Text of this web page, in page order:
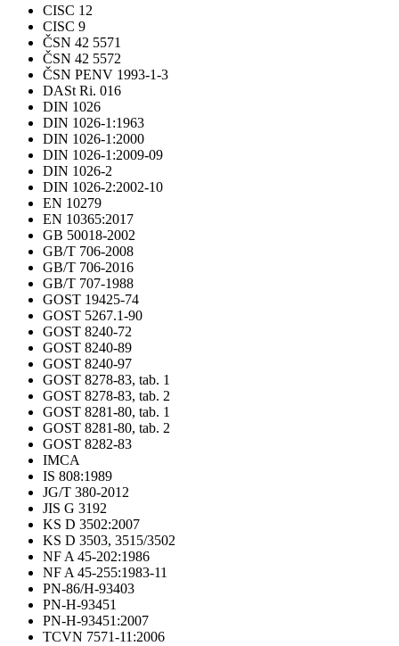
CISC 12
CISC 9
ČSN 42 5571
ČSN 42 5572
ČSN PENV 1993-1-3
DASt Ri. 016
DIN 1026
DIN 1026-1:1963
DIN 1026-1:2000
DIN 1026-1:2009-09
DIN 1026-2
DIN 1026-2:2002-10
EN 10279
EN 10365:2017
GB 50018-2002
GB/T 706-2008
GB/T 706-2016
GB/T 707-1988
GOST 19425-74
GOST 5267.1-90
GOST 8240-72
GOST 8240-89
GOST 8240-97
GOST 8278-83, tab. 1
GOST 8278-83, tab. 2
GOST 8281-80, tab. 1
GOST 8281-80, tab. 2
GOST 8282-83
IMCA
IS 808:1989
JG/T 380-2012
JIS G 3192
KS D 3502:2007
KS D 3503, 3515/3502
NF A 45-202:1986
NF A 45-255:1983-11
PN-86/H-93403
PN-H-93451
PN-H-93451:2007
TCVN 7571-11:2006